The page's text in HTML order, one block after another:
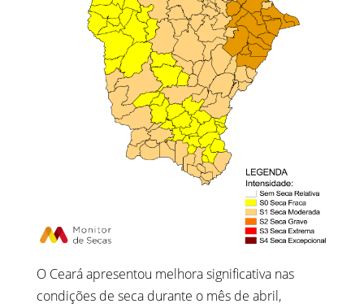
O Ceará apresentou melhora significativa nas
condições de seca durante o mês de abril,